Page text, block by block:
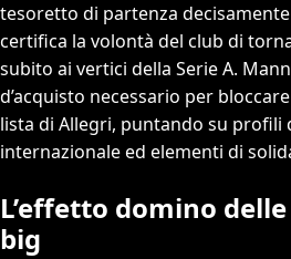
tesoretto di partenza
certifica la volontà del club di
subito ai vertici della Serie A.
d’acquisto necessario per
lista di Allegri, puntando su profili
internazionale ed elementi di
L’effetto domino
big